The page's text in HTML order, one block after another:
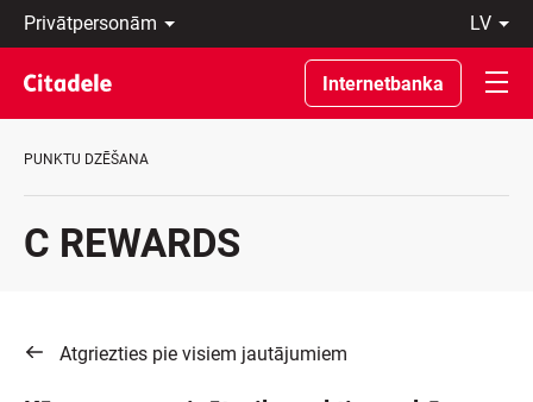
Privātpersonām
Uzņēmumiem
Private
Banking
Par
C
lv
Latviski
По-
русски
In
Internetbanka
PUNKTU DZĒŠANA
C REWARDS
Atgriezties pie visiem jautājumiem